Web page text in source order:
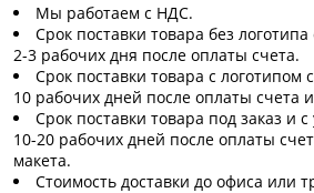
Мы работаем с НДС.
Срок поставки товара без
2-3 рабочих дня после оплаты счета.
Срок поставки товара с логотипом
10 рабочих дней после оплаты счета
Срок поставки товара под заказ и с
10-20 рабочих дней после оплаты
макета.
Стоимость доставки до офиса или